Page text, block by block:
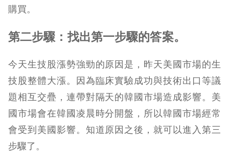
購買。
第二步驟：找出第一步驟的答案。
今天生技股漲勢強勁的原因是，昨天美國市場的生
技股整體大漲。因為臨床實驗成功與技術出口等議
題相互交疊，連帶對隔天的韓國市場造成影響。美
國市場會在韓國凌晨時分開盤，所以韓國市場經常
會受到美國影響。知道原因之後，就可以進入第三
步驟了。